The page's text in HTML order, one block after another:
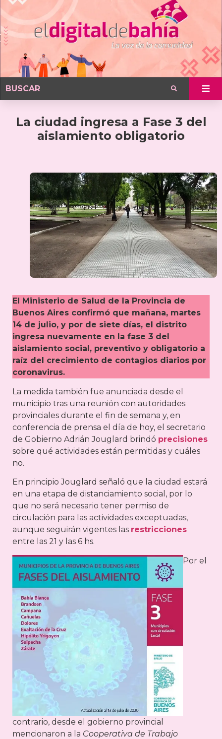
La ciudad ingresa a Fase 3 del
aislamiento obligatorio
El Ministerio de Salud de la Provincia de
Buenos Aires confirmó que mañana, martes
14 de julio, y por de siete días, el distrito
ingresa nuevamente en la fase 3 del
aislamiento social, preventivo y obligatorio a
raíz del crecimiento de contagios diarios por
coronavirus.
La medida también fue anunciada desde el
municipio tras una reunión con autoridades
provinciales durante el fin de semana y, en
conferencia de prensa el día de hoy, el secretario
de Gobierno Adrián Jouglard brindó precisiones
sobre qué actividades están permitidas y cuáles
no.
En principio Jouglard señaló que la ciudad estará
en una etapa de distanciamiento social, por lo
que no será necesario tener permiso de
circulación para las actividades exceptuadas,
aunque seguirán vigentes las restricciones
entre las 21 y las 6 hs.
Por el
contrario, desde el gobierno provincial
mencionaron a la Cooperativa de Trabajo